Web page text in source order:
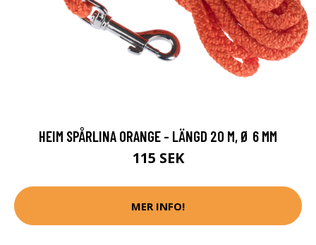
HEIM SPÅRLINA ORANGE - LÄNGD 20 M, Ø 6 MM
115 SEK
MER INFO!